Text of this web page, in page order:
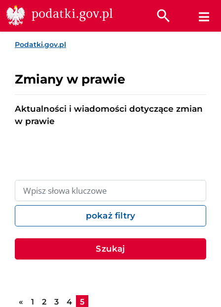
Przejdź do treści
Przejdź do wyszukiwarki
Przejdź do stopki
podatki.gov.pl
Podatki.gov.pl
Zmiany w prawie
Aktualności i wiadomości dotyczące zmian
w prawie
pokaż filtry
Szukaj
« Poprzednia strona
1 2 3 4 5